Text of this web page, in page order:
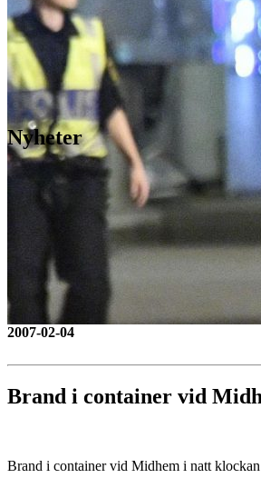
Nyheter
2007-02-04
Brand i container vid
Brand i container vid Midhem i natt